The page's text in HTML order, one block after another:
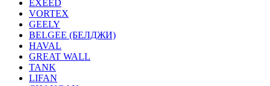
EXEED
VORTEX
GEELY
BELGEE (БЕЛДЖИ)
HAVAL
GREAT WALL
TANK
LIFAN